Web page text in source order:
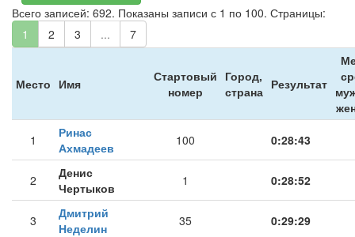
Всего записей: 692. Показаны записи с 1 по 100. Страницы:
1
2 3 ... 7
Место Имя
Стартовый
номер
Город,
страна Результат
1
Ринас
Ахмадеев
100 0:28:43
2
Денис
Чертыков
1 0:28:52
3
Дмитрий
Неделин
35 0:29:29